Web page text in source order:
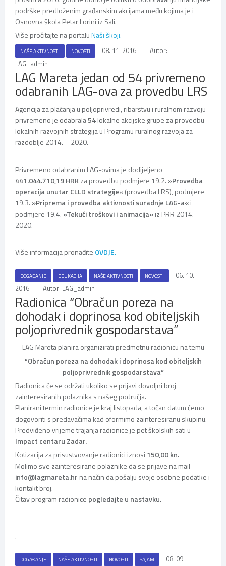
podrške predloženim građanskim akcijama među kojima je i
Osnovna škola Petar Lorini iz Sali.
Više pročitajte na portaluNaši škoji.
NAŠE AKTIVNOSTI NOVOSTI 08. 11. 2016.
Autor:
LAG_admin
LAG Mareta jedan od 54 privremeno
odabranih LAG-ova za provedbu LRS
Agencija za plaćanja u poljoprivredi, ribarstvu i ruralnom razvoju
privremeno je odabrala54lokalne akcijske grupe za provedbu
lokalnih razvojnih strategija u Programu ruralnog razvoja za
razdoblje 2014. – 2020.
Privremeno odabranim LAG-ovima je dodijeljeno
441.044.710,19 HRKza provedbu podmjere 19.2. »Provedba
operacija unutar CLLD strategije«(provedba LRS), podmjere
19.3. »Priprema i provedba aktivnosti suradnje LAG-a«i
podmjere 19.4. »Tekući troškovi i animacija«iz PRR 2014. –
2020.
Više informacija pronađite OVDJE.
DOGAĐANJE EDUKACIJA NAŠE AKTIVNOSTI NOVOSTI
06. 10.
2016.
Autor: LAG_admin
Radionica “Obračun poreza na
dohodak i doprinosa kod obiteljskih
poljoprivrednik gospodarstava”
LAG Mareta planira organizirati predmetnu radionicu na temu
“Obračun poreza na dohodak i doprinosa kod obiteljskih
poljoprivrednik gospodarstava”
Radionica će se održati ukoliko se prijavi dovoljni broj
zainteresiranih polaznika s našeg područja.
Planirani termin radionice je kraj listopada, a točan datum ćemo
dogovoriti s predavačima kad oformimo zainteresiranu skupinu.
Predviđeno vrijeme trajanja radionice je pet školskih sati u
Impact centaru Zadar.
Kotizacija za prisustvovanje radionici iznosi 150,00 kn.
Molimo sve zainteresirane polaznike da se prijave na mail
info@lagmareta.hr na način da pošalju svoje osobne podatke i
kontakt broj.
Čitav program radionice pogledajte u nastavku.
.
DOGAĐANJE NAŠE AKTIVNOSTI NOVOSTI SAJAM
08. 09.